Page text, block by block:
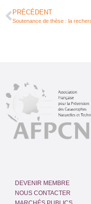
PRÉCÉDENT
DEVENIR MEMBRE
NOUS CONTACTER